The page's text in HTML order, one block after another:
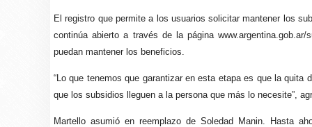
El registro que permite a los usuarios solicitar mantener los
continúa abierto a través de la página
puedan mantener los beneficios.
“Lo que tenemos que garantizar en esta etapa es que la
que los subsidios lleguen a la persona que más lo necesite”,
Martello asumió en reemplazo de Soledad Manin. Hasta